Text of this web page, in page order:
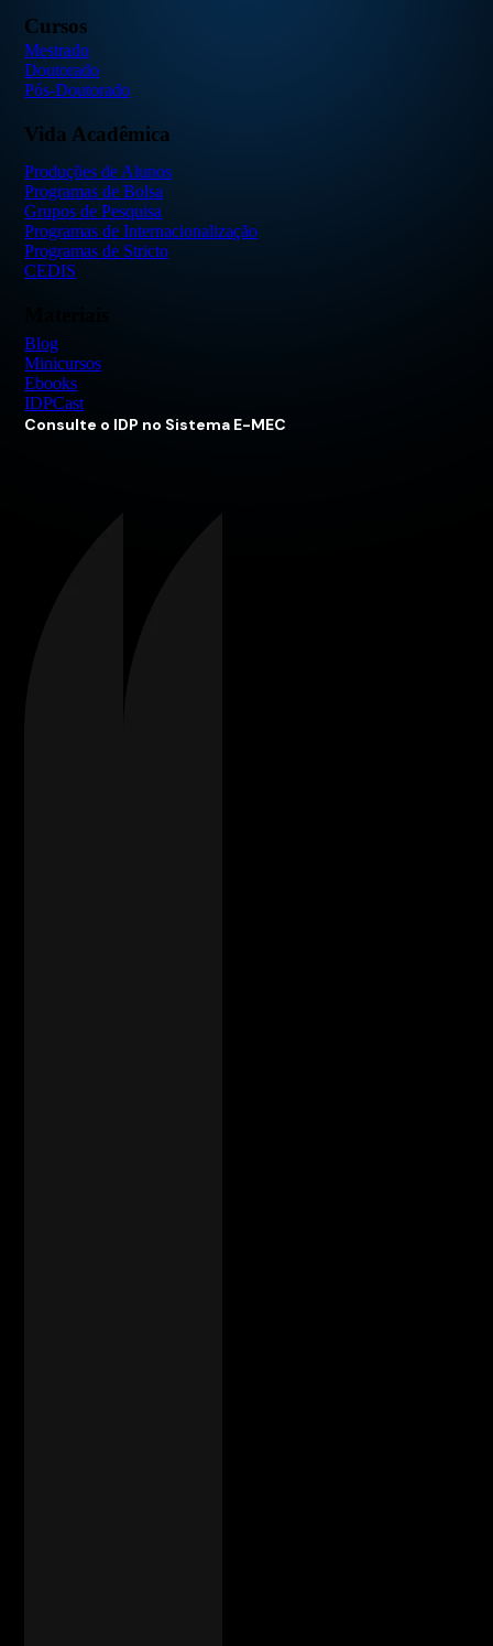
Cursos
Mestrado
Doutorado
Pós-Doutorado
Vida Acadêmica
Produções de Alunos
Programas de Bolsa
Grupos de Pesquisa
Programas de Internacionalização
Programas de Stricto
CEDIS
Blog
Minicursos
Ebooks
IDPCast
Consulte o IDP no Sistema E-MEC